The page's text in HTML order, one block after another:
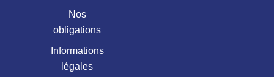
Nos
obligations
Informations
légales